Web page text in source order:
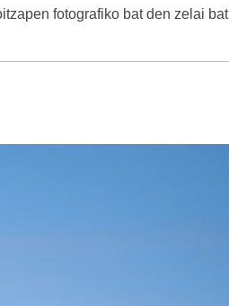
fotografiko bat den zelai bat